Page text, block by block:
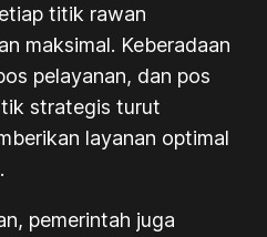
titik rawan
maksimal. Keberadaan
pelayanan, dan pos
strategis turut
layanan optimal
pemerintah juga